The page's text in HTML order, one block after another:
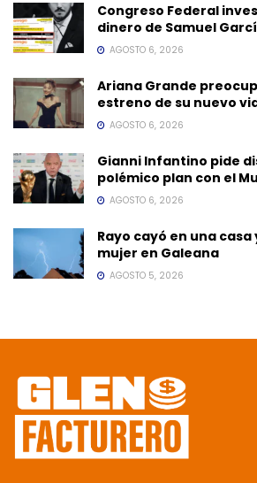
Congreso Federal
dinero de Samuel
AGOSTO 6, 2026
Ariana Grande
estreno de su nuevo
AGOSTO 6, 2026
Gianni Infantino pide
polémico plan con el
AGOSTO 6, 2026
Rayo cayó en una
mujer en Galeana
AGOSTO 5, 2026